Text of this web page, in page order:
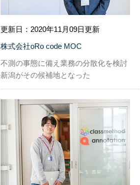
更新日：2020年11月09日更新
株式会社oRo code MOC
不測の事態に備え業務の分散化を検討
新潟がその候補地となった